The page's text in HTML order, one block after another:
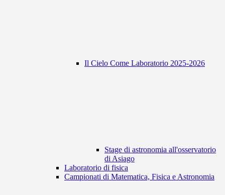
Il Cielo Come Laboratorio 2025-2026
Stage di astronomia all'osservatorio
di Asiago
Laboratorio di fisica
Campionati di Matematica, Fisica e Astronomia